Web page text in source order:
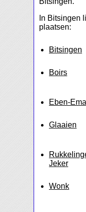
In Bitsingen
plaatsen:
Bitsingen
Boirs
Eben-
Glaaien
Jeker
Wonk